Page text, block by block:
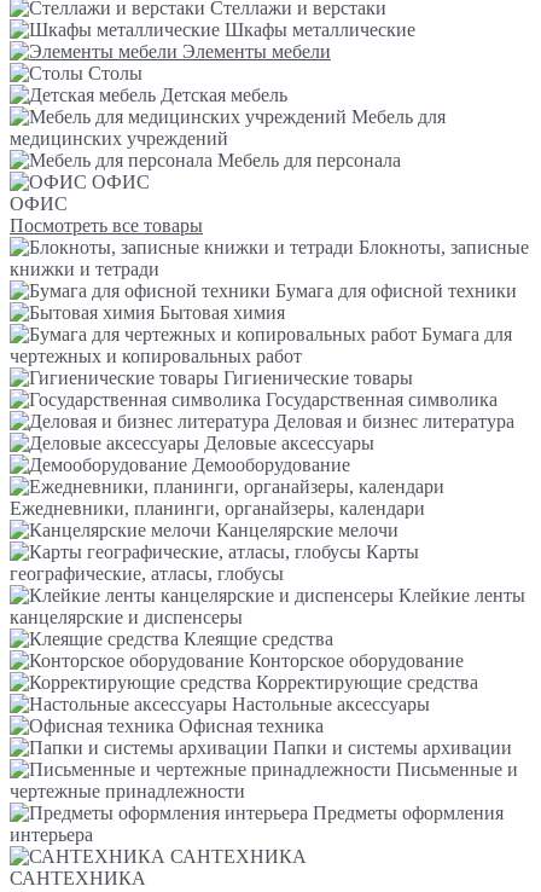
Стеллажи и верстаки
Шкафы металлические
Элементы мебели
Столы
Детская мебель
Мебель для
медицинских учреждений
Мебель для персонала
ОФИС
ОФИС
Посмотреть все товары
Блокноты, записные
книжки и тетради
Бумага для офисной техники
Бытовая химия
Бумага для
чертежных и копировальных работ
Гигиенические товары
Государственная символика
Деловая и бизнес литература
Деловые аксессуары
Демооборудование
Ежедневники, планинги, органайзеры, календари
Канцелярские мелочи
Карты
географические, атласы, глобусы
Клейкие ленты
канцелярские и диспенсеры
Клеящие средства
Конторское оборудование
Корректирующие средства
Настольные аксессуары
Офисная техника
Папки и системы архивации
Письменные и
чертежные принадлежности
Предметы оформления
интерьера
САНТЕХНИКА
САНТЕХНИКА